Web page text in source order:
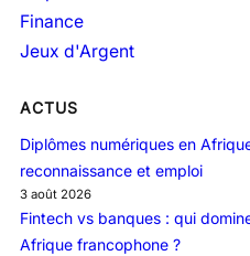
Finance
Jeux d'Argent
ACTUS
Diplômes numériques en
reconnaissance et emploi
3 août 2026
Fintech vs banques : qui
Afrique francophone ?